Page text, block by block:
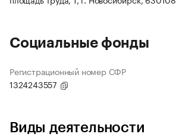
Социальные фонды
Регистрационный номер СФР
1324243557
Виды деятельности